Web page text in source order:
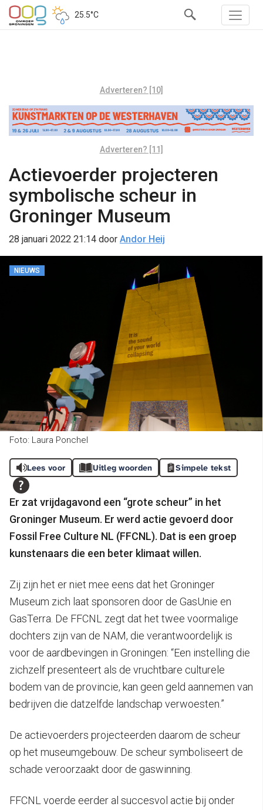
25.5°C
Adverteren? [10]
Adverteren? [11]
Actievoerder projecteren
symbolische scheur in
Groninger Museum
28 januari 2022 21:14 door Andor Heij
NIEUWS
Foto: Laura Ponchel
Lees voor Uitleg woorden Simpele tekst
Er zat vrijdagavond een “grote scheur” in het
Groninger Museum. Er werd actie gevoerd door
Fossil Free Culture NL (FFCNL). Dat is een groep
kunstenaars die een beter klimaat willen.
Zij zijn het er niet mee eens dat het Groninger
Museum zich laat sponsoren door de GasUnie en
GasTerra. De FFCNL zegt dat het twee voormalige
dochters zijn van de NAM, die verantwoordelijk is
voor de aardbevingen in Groningen: “Een instelling die
zichzelf presenteert als de vruchtbare culturele
bodem van de provincie, kan geen geld aannemen van
bedrijven die datzelfde landschap verwoesten.”
De actievoerders projecteerden daarom de scheur
op het museumgebouw. De scheur symboliseert de
schade veroorzaakt door de gaswinning.
FFCNL voerde eerder al succesvol actie bij onder